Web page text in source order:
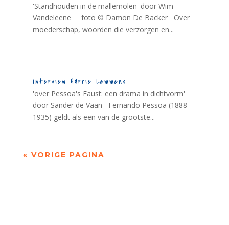
'Standhouden in de mallemolen' door Wim
Vandeleene foto © Damon De Backer Over
moederschap, woorden die verzorgen en...
Interview Harrie Lemmens
'over Pessoa's Faust: een drama in dichtvorm'
door Sander de Vaan Fernando Pessoa (1888–
1935) geldt als een van de grootste...
« VORIGE PAGINA